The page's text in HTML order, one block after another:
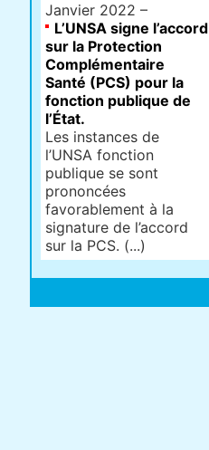
Janvier 2022 –
L’UNSA signe l’accord
sur la Protection
Complémentaire
Santé (PCS) pour la
fonction publique de
l’État.
Les instances de
l’UNSA fonction
publique se sont
prononcées
favorablement à la
signature de l’accord
sur la PCS. (...)